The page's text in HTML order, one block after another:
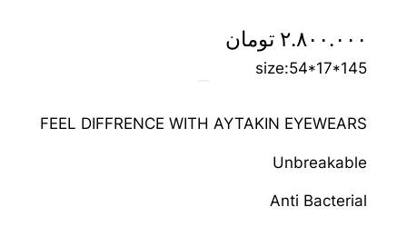
۲.۸۰۰.۰۰۰ تومان
size:54*17*145
FEEL DIFFRENCE WITH AYTAKIN EYEWEARS
Unbreakable
Anti Bacterial